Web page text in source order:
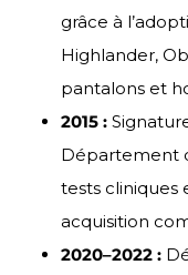
grâce à
Highlander,
pantalons et
2015 :
Département
tests cliniques
acquisition
2020–2022 :